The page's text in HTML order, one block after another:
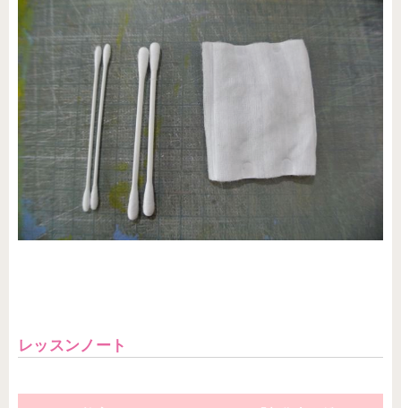
レッスンノート